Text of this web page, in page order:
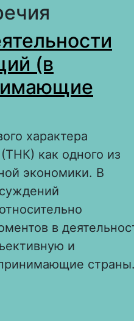
(в
характера
как одного из
экономики. В
в
и
страны.